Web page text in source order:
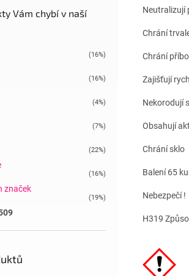
Vám chybí v naší
(16%)
(16%)
(4%)
(7%)
(22%)
(16%)
značek
(19%)
Neutralizují
Chrání
Chrání
Zajišťují
Nekorodují
Obsahují
Chrání sklo
Balení 65
Nebezpečí !
H319